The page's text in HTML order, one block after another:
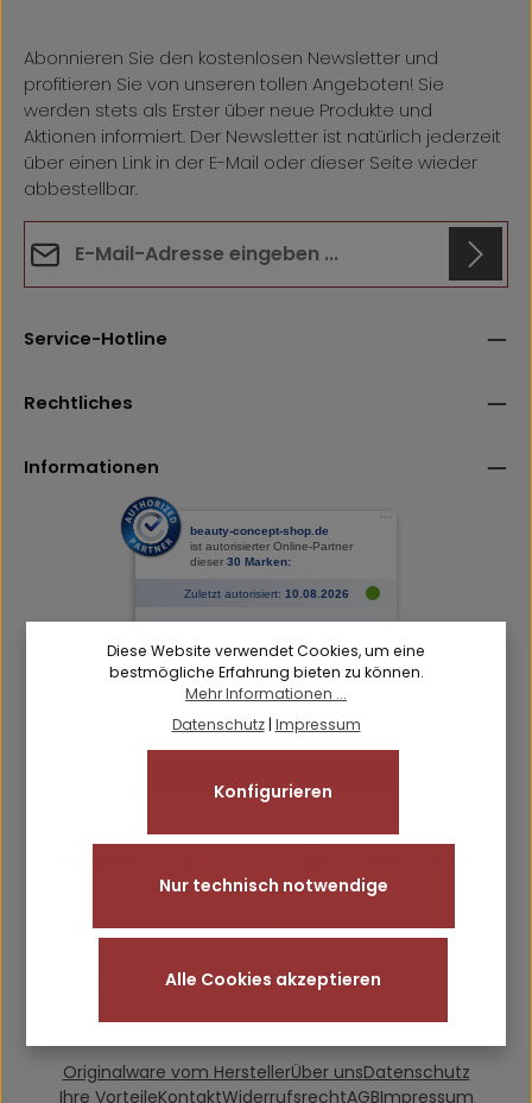
Abonnieren Sie den kostenlosen Newsletter und
profitieren Sie von unseren tollen Angeboten! Sie
werden stets als Erster über neue Produkte und
Aktionen informiert. Der Newsletter ist natürlich jederzeit
über einen Link in der E-Mail oder dieser Seite wieder
abbestellbar.
Ich habe dieDatenschutzbestimmungen
einverstanden.
Die mit einem Stern (*) markierten Felder sind
Service-Hotline
Rechtliches
Informationen
Alle Preise inkl. gesetzl. Mehrwertsteuer zzgl.
nicht anders angegeben.
Originalware vom HerstellerÜber unsDatenschutz
Ihre VorteileKontaktWiderrufsrechtAGBImpressum
Diese Website verwendet Cookies, um eine
bestmögliche Erfahrung bieten zu können.
Mehr Informationen ...
Datenschutz| Impressum
Nur technisch notwendige
Konfigurieren
Alle Cookies akzeptieren